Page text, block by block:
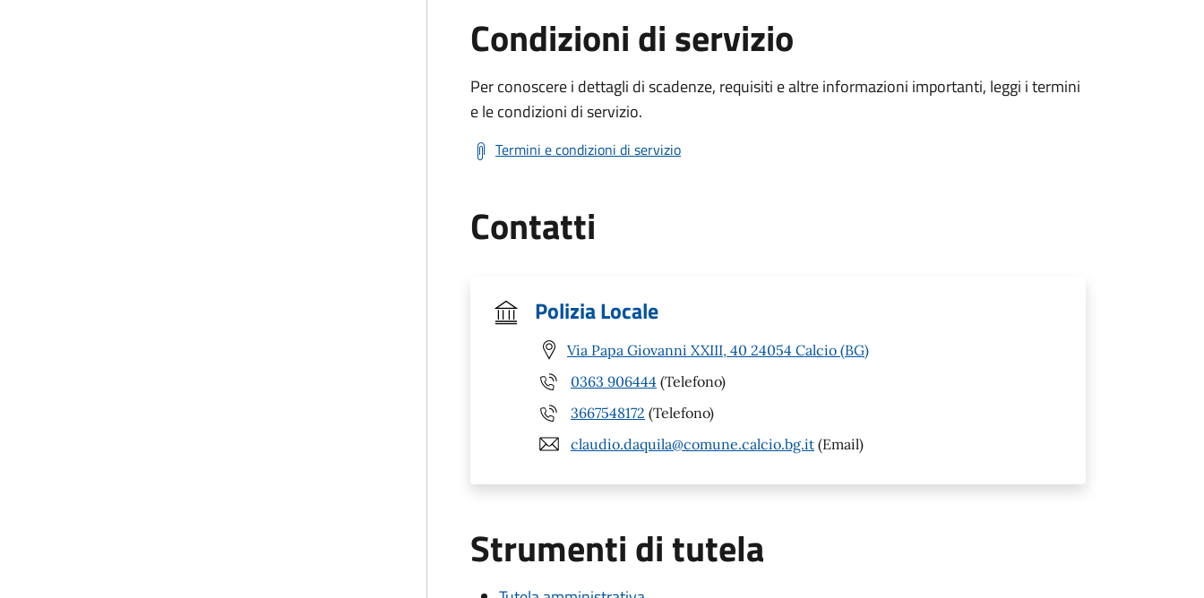
Condizioni di servizio
Per conoscere i dettagli di scadenze, requisiti e altre informazioni importanti, leggi i termini
e le condizioni di servizio.
Termini e condizioni di servizio
Contatti
Polizia Locale
Via Papa Giovanni XXIII, 40 24054 Calcio (BG)
0363 906444 (Telefono)
3667548172 (Telefono)
claudio.daquila@comune.calcio.bg.it (Email)
Strumenti di tutela